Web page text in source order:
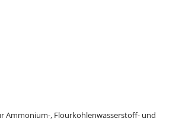
Ammonium-, Flourkohlenwasserstoff- und